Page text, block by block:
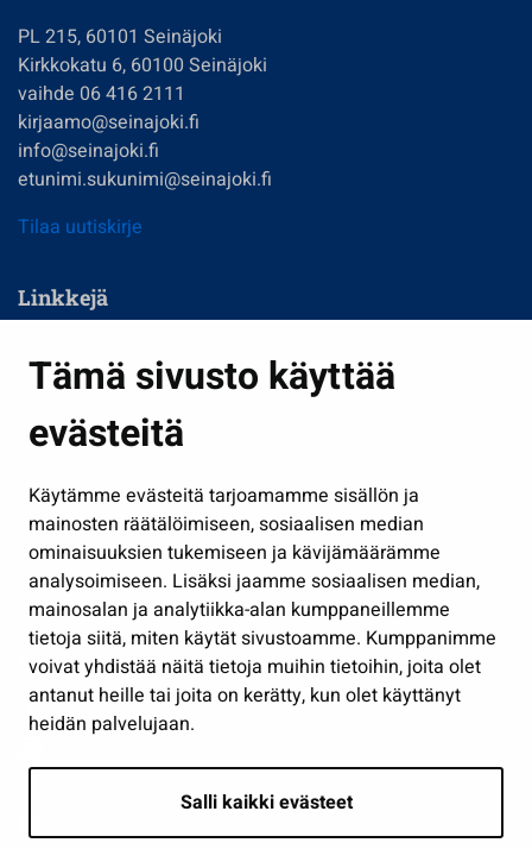
Tämä sivusto käyttää
evästeitä
Käytämme evästeitä tarjoamamme sisällön ja
mainosten räätälöimiseen, sosiaalisen median
ominaisuuksien tukemiseen ja kävijämäärämme
analysoimiseen. Lisäksi jaamme sosiaalisen median,
mainosalan ja analytiikka-alan kumppaneillemme
tietoja siitä, miten käytät sivustoamme. Kumppanimme
voivat yhdistää näitä tietoja muihin tietoihin, joita olet
antanut heille tai joita on kerätty, kun olet käyttänyt
heidän palvelujaan.
Salli kaikki evästeet
PL 215, 60101 Seinäjoki
Kirkkokatu 6, 60100 Seinäjoki
vaihde 06 416 2111
kirjaamo@seinajoki.fi
info@seinajoki.fi
etunimi.sukunimi@seinajoki.fi
Tilaa uutiskirje
Linkkejä
Kasvatus ja opetus
Kulttuuri ja liikunta
Työ ja yrittäminen
Osallistu ja asioi
Näytä omat evästeasetukseni
Seuraa meitä